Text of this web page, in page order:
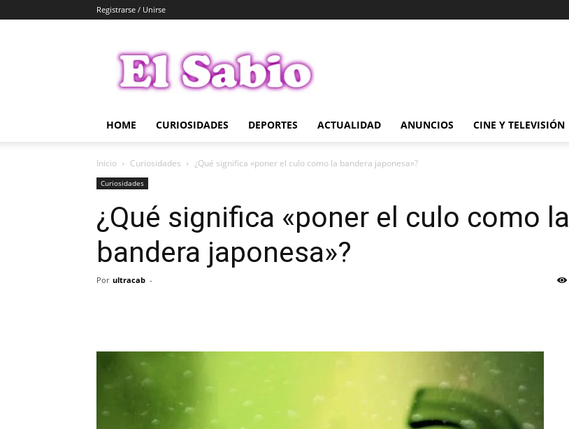
Registrarse / Unirse
Sabio
HOME CURIOSIDADES DEPORTES ACTUALIDAD ANUNCIOS CINE Y TELEVISIÓN
Inicio Curiosidades ¿Qué significa «poner el culo como la bandera japonesa»?
Curiosidades
¿Qué significa «poner el culo como la
bandera japonesa»?
Por ultracab -